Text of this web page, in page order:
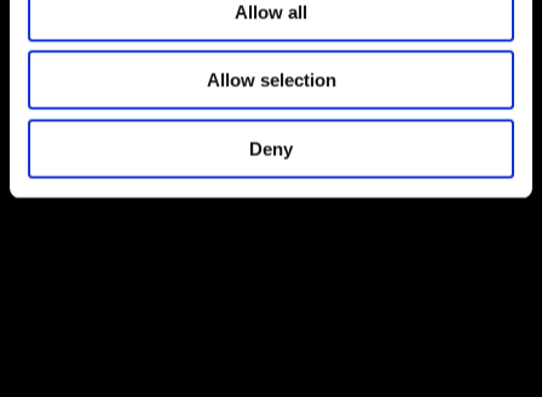
Allow all
Allow selection
Deny